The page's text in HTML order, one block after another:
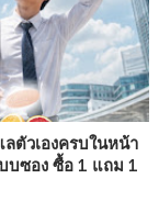
ตัวเองครบในหน้า
บซอง ซื้อ 1 แถม 1